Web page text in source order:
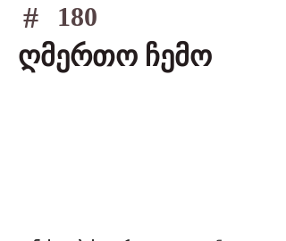
180
ღმერთო ჩემო
#